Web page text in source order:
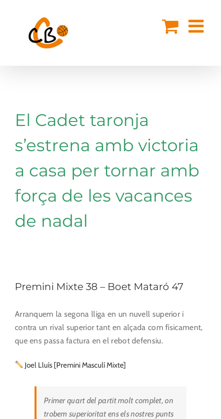
El Cadet taronja
s’estrena amb victoria
a casa per tornar amb
força de les vacances
de nadal
Premini Mixte 38 – Boet Mataró 47
Arranquem la segona lliga en un nuvell superior i
contra un rival superior tant en alçada com físicament,
que ens passa factura en el rebot defensiu.
Joel Lluís [Premini Masculí Mixte]
Primer quart del partit molt complet, on
trobem superioritat ens els nostres punts